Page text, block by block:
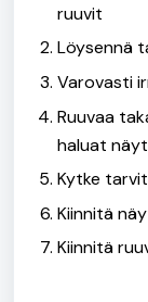
ruuvit
Löysennä
Varovasti
Ruuvaa
haluat
Kytke
Kiinnitä
Kiinnitä